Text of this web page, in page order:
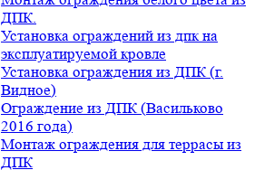
ДПК.
Установка ограждений из дпк на
эксплуатируемой кровле
Установка ограждения из ДПК (г.
Видное)
Ограждение из ДПК (Васильково
2016 года)
Монтаж ограждения для террасы из
ДПК